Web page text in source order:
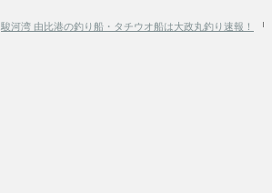
駿河湾 由比港の釣り船・タチウオ船は大政丸釣り速報！